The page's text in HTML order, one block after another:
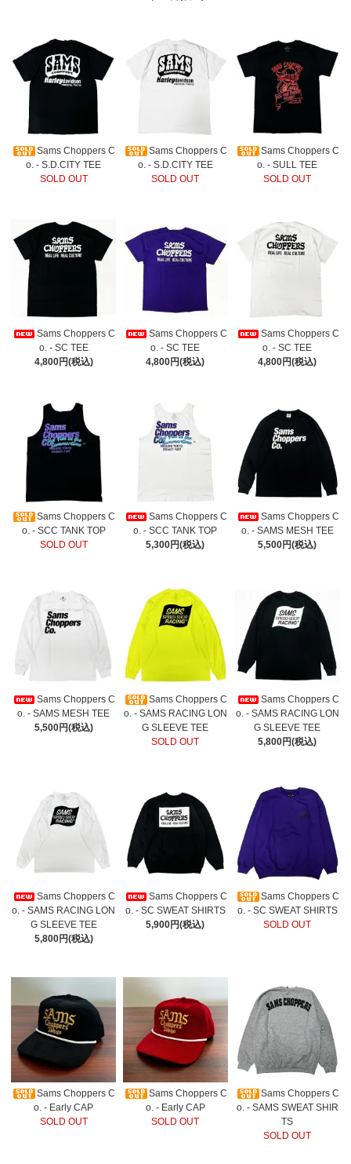
Sams Choppers C
o. - S.D.CITY TEE
SOLD OUT
Sams Choppers C
o. - S.D.CITY TEE
SOLD OUT
Sams Choppers C
o. - SULL TEE
SOLD OUT
Sams Choppers C
o. - SC TEE
4,800円(税込)
Sams Choppers C
o. - SC TEE
4,800円(税込)
Sams Choppers C
o. - SC TEE
4,800円(税込)
Sams Choppers C
o. - SCC TANK TOP
SOLD OUT
Sams Choppers C
o. - SCC TANK TOP
5,300円(税込)
Sams Choppers C
o. - SAMS MESH TEE
5,500円(税込)
Sams Choppers C
o. - SAMS MESH TEE
5,500円(税込)
Sams Choppers C
o. - SAMS RACING LON
G SLEEVE TEE
SOLD OUT
Sams Choppers C
o. - SAMS RACING LON
G SLEEVE TEE
5,800円(税込)
Sams Choppers C
o. - SAMS RACING LON
G SLEEVE TEE
5,800円(税込)
Sams Choppers C
o. - SC SWEAT SHIRTS
5,900円(税込)
Sams Choppers C
o. - SC SWEAT SHIRTS
SOLD OUT
Sams Choppers C
o. - Early CAP
SOLD OUT
Sams Choppers C
o. - Early CAP
SOLD OUT
Sams Choppers C
o. - SAMS SWEAT SHIR
TS
SOLD OUT